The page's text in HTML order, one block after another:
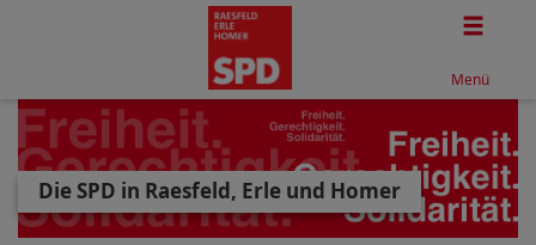
Menü
Die SPD in Raesfeld, Erle und Homer